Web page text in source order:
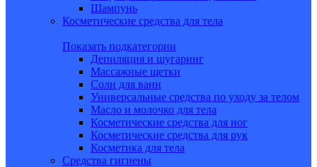
Шампунь
Косметические средства для тела
Показать подкатегории
Депиляция и шугаринг
Массажные щетки
Соли для ванн
Универсальные средства по уходу за телом
Масло и молочко для тела
Косметические средства для ног
Косметические средства для рук
Косметика для тела
Средства гигиены